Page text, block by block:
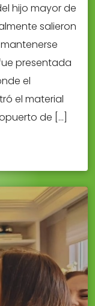
hijo mayor de
salieron
presentada
el
el material
de […]